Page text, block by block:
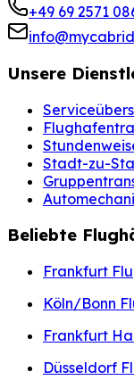
+49 69 2571
Unsere
Stadt-zu-
Beliebte
Frankfurt
Köln/Bonn
Frankfurt
Düsseldorf